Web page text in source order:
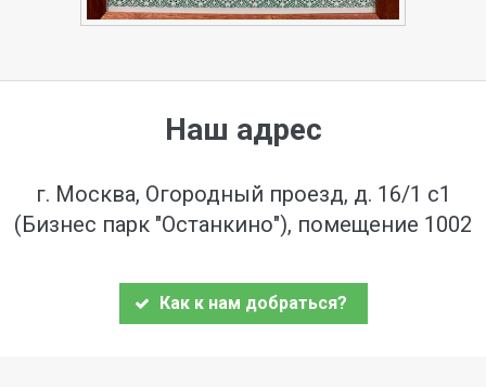
Наш адрес
г. Москва, Огородный проезд, д. 16/1 с1
(Бизнес парк "Останкино"), помещение 1002
Как к нам добраться?